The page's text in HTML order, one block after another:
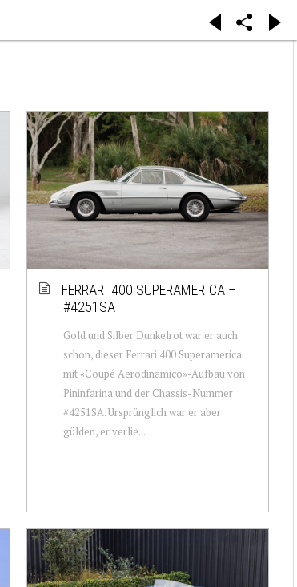
FERRARI 400 SUPERAMERICA –
#4251SA
Gold und Silber Dunkelrot war er auch
schon, dieser Ferrari 400 Superamerica
mit «Coupé Aerodinamico»-Aufbau von
Pininfarina und der Chassis-Nummer
#4251SA. Ursprünglich war er aber
gülden, er verlie...